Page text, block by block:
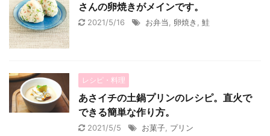
さんの卵焼きがメインです。
2021/5/16 お弁当 卵焼き 鮭
レシピ・料理
あさイチの土鍋プリンのレシピ。直火で
できる簡単な作り方。
2021/5/5 お菓子 プリン